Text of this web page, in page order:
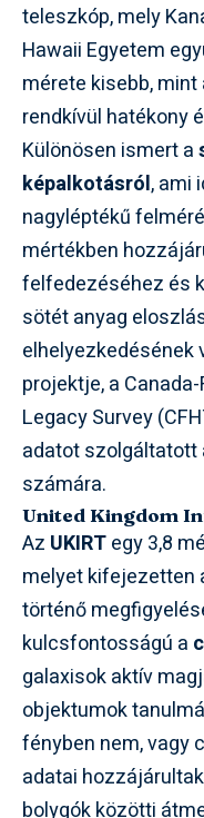
teleszkóp, mely
Hawaii Egyetem
mérete kisebb, mint
rendkívül hatékony
Különösen ismert a
képalkotásról, ami
nagyléptékű
mértékben
felfedezéséhez és
sötét anyag
elhelyezkedésének
projektje, a
Legacy Survey
adatot szolgáltatott
számára.
United Kingdom
Az UKIRTegy 3,8
melyet kifejezetten
történő
kulcsfontosságú a
galaxisok aktív
objektumok
fényben nem, vagy
adatai
bolygók közötti